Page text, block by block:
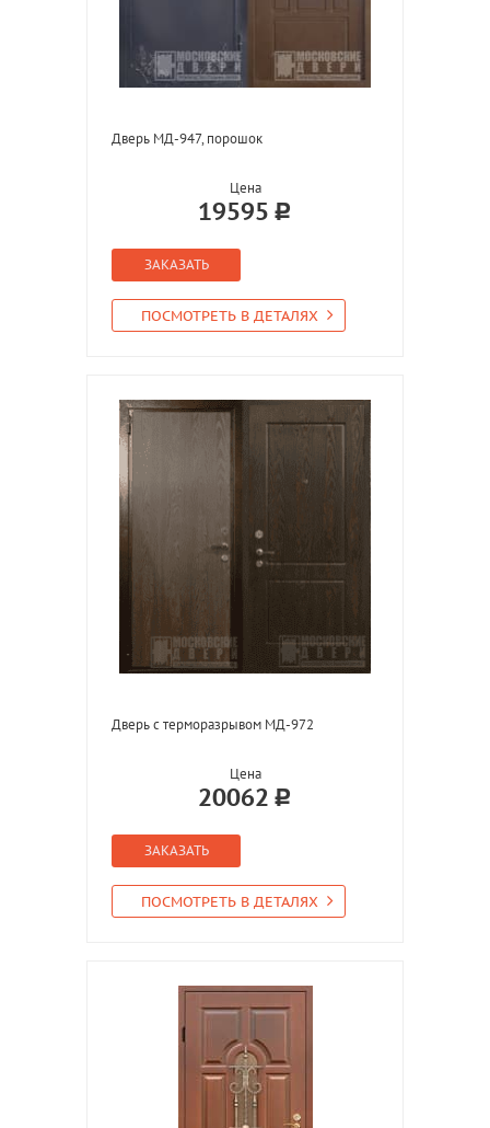
Дверь МД-947, порошок
Цена
19595
ЗАКАЗАТЬ
ПОСМОТРЕТЬ В ДЕТАЛЯХ
Дверь с терморазрывом МД-972
Цена
20062
ЗАКАЗАТЬ
ПОСМОТРЕТЬ В ДЕТАЛЯХ